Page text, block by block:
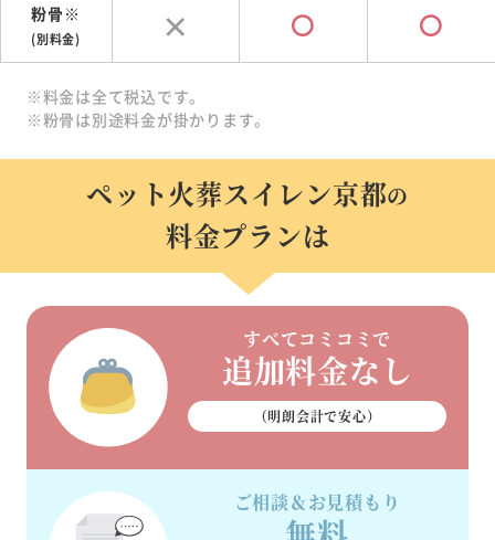
粉骨※
(別料金)
※料金は全て税込です。
※粉骨は別途料金が掛かります。
ペット火葬スイレン京都の
料金プランは
すべてコミコミで
追加料金なし
（明朗会計で安心）
ご相談＆お見積もり